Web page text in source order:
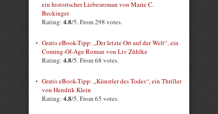
ein historischer Liebesroman von Marie C.
Beckinger
Rating: 4.8/5. From 298 votes.
Gratis eBook-Tipp: „Der letzte Ort auf der Welt“, ein
Coming-Of-Age Roman von Liv Zühlke
Rating: 4.8/5. From 68 votes.
Gratis eBook-Tipp: „Künstler des Todes“, ein Thriller
von Hendrik Klein
Rating: 4.8/5. From 65 votes.